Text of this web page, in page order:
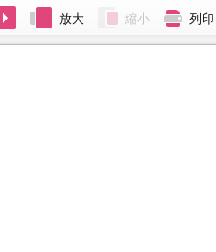
放大 縮小 列印